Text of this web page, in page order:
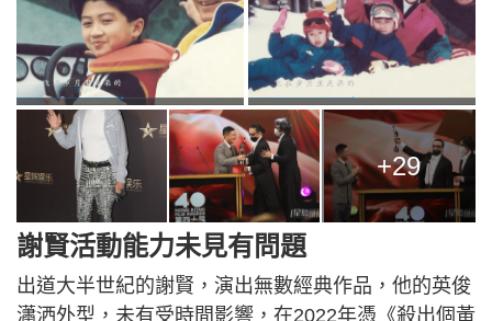
+29
謝賢活動能力未見有問題
出道大半世紀的謝賢，演出無數經典作品，他的英俊
瀟洒外型，未有受時間影響，在2022年憑《殺出個黃